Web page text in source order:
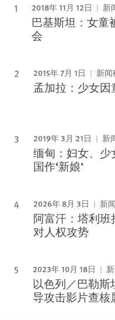
2018年 11月 12日 新
巴基斯坦：女童
会
2015年 7月 1日 新闻
孟加拉：少女
2019年 3月 21日 新
缅甸：妇女、少
国作‘新娘’
2026年 8月 3日 新
阿富汗：塔利
对人权攻势
2023年 10月 18日
以色列／巴勒斯
导攻击影片查核